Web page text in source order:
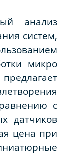
анализ
систем,
микро
с
датчиков
цена при